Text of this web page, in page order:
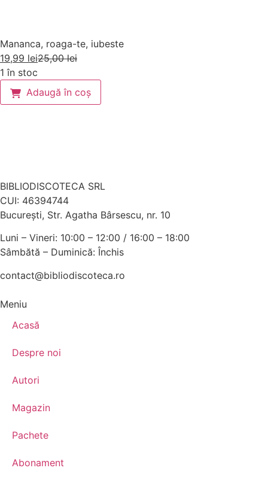
Mananca, roaga-te, iubeste
25,00lei
19,99 lei
1 în stoc
Adaugă în coș
BIBLIODISCOTECA SRL
CUI: 46394744
Bucureşti, Str. Agatha Bârsescu, nr. 10
Luni – Vineri: 10:00 – 12:00 / 16:00 – 18:00
Sâmbătă – Duminică: Închis
contact@bibliodiscoteca.ro
Meniu
Acasă
Despre noi
Autori
Magazin
Pachete
Abonament